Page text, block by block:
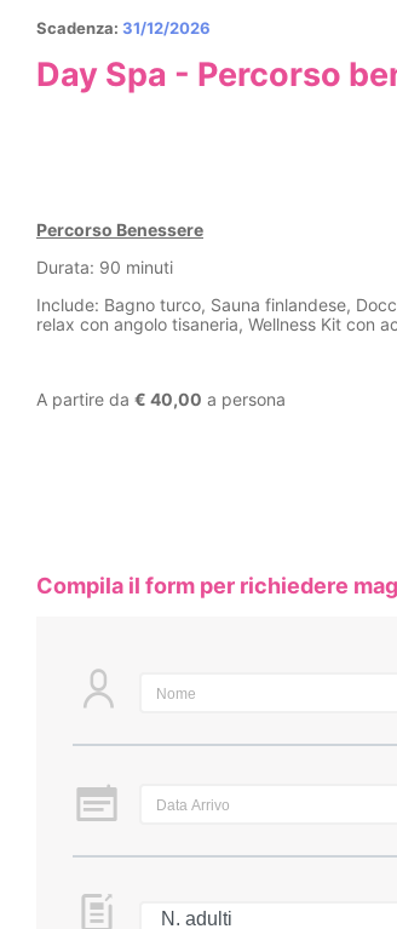
Scadenza: 31/12/2026
Day Spa - Percorso
Percorso Benessere
Durata: 90 minuti
Include: Bagno turco, Sauna finlandese,
relax con angolo tisaneria, Wellness Kit con
A partire da € 40,00 a persona
Compila il form per richiedere